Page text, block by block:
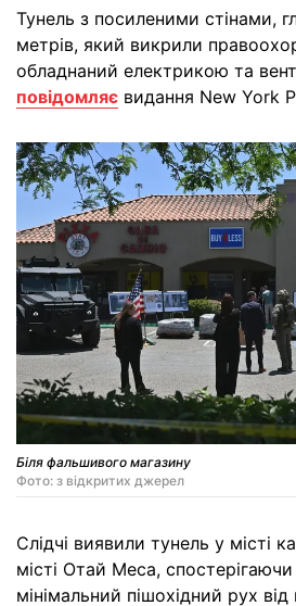
Тунель з посиленими стінами,
метрів, який викрили
обладнаний електрикою та
повідомляє видання New York
Біля фальшивого магазину
Фото: з відкритих джерел
Слідчі виявили тунель у місті
місті Отай Меса, спостерігаючи
мінімальний пішохідний рух від